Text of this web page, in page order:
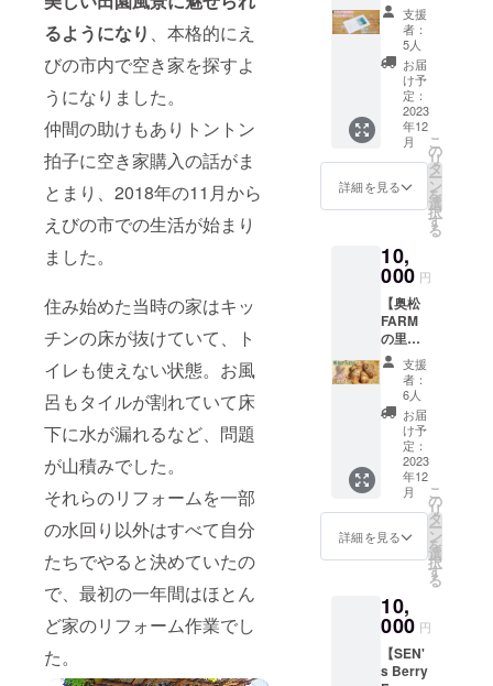
るようになり 、本格的にえ
びの市内で空き家を探すよ
うになりました。
仲間の助けもありトントン
拍子に空き家購入の話がま
とまり、2018年の11月から
えびの市での生活が始まり
ました。
住み始めた当時の家はキッ
チンの床が抜けていて、ト
イレも使えない状態。お風
呂もタイルが割れていて床
下に水が漏れるなど、問題
が山積みでした。
それらのリフォームを一部
の水回り以外はすべて自分
たちでやると決めていたの
で、最初の一年間はほとん
ど家のリフォーム作業でし
た。
材：木
サイズ
(使用
時)：高
さ約
17.5cm
幅約
9cm
奥行き
レー
ション
を受け
た作品
も多
く、見
ている
だけで
癒やさ
れま
す。 ひ
さんだ
と分か
る唯一
無二の
鮮やか
な色使
い。 お
家の壁
に掛け
ておく
だけで
華やか
になり
ます
よ。
カレン
ダー内
枚 カ
レン
ダー:
12ヶ月
分 6枚
ンにし
まし
た。 サ
イズ：
W36✕H
34✕D1
1(A4サ
イズが
入りま
す) カ
ラー：
100％
キャン
地
2024年
壁掛け
カレン
ダー】
県内外
で個展
を開い
たり、
商品デ
ザイン
を手掛
けるな
されて
いるえ
びの出
身・画
家の入
江万理
子さん
2024年
壁掛け
カレン
ダーで
す！！
えびの
の雄大
な自然
からイ
ンスピ
た作品
も多
ている
だけで
支援
者：
5人
お届
け予
定：
2023
年12
月
詳細を見る
こ
の
リ
タ
ー
ン
を
選
択
す
る
10,
000 円
【奥松
FARM
の里芋
2kg】
えびの
市の豊
かな自
然の中
で、若
いご夫
婦が手
塩にか
けて大
事に育
てた旬
定番の
煮物は
鉄板で
すが、
焼いて
支援
者：
6人
お届
け予
定：
2023
年12
月
詳細を見る
こ
の
リ
タ
ー
ン
を
選
択
す
る
10,
000 円
【SEN'
s Berry